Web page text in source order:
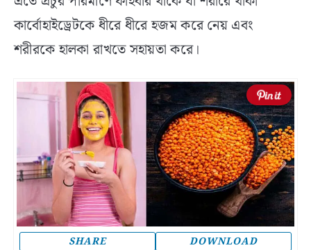
কার্বোহাইড্রেটকে ধীরে ধীরে হজম করে নেয় এবং
শরীরকে হালকা রাখতে সহায়তা করে।
SHARE DOWNLOAD